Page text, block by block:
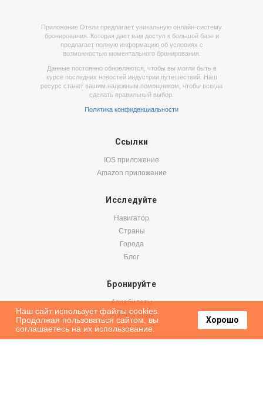
Приложение Отели предлагает уникальную онлайн-систему
бронирования. Которая дает вам доступ к большой базе и
предлагает полную информацию об условиях с
возможностью моментального бронирования.
Данные постоянно обновляются, чтобы вы могли быть в
курсе последних новостей индустрии путешествий. Наш
ресурс станет вашим надежным помощником, чтобы всегда
сделать правильный выбор.
Политика конфиденциальности
Ссылки
IOS приложение
Amazon приложение
Исследуйте
Навигатор
Страны
Города
Блог
Бронируйте
Авиабилеты
Аренда авто
Паромы
Наш сайт использует файлы cookies.
Продолжая пользоваться сайтом, вы
соглашаетесь на их использование.
Хорошо